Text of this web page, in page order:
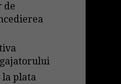
de
la plata